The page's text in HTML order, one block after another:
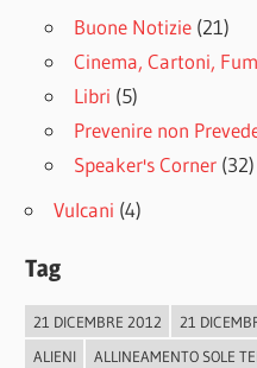
Buone Notizie (21)
Cinema, Cartoni,
Libri (5)
Prevenire non
Speaker's Corner (32)
Vulcani (4)
Tag
21 DICEMBRE 2012 21
ALIENI
ALLINEAMENTO SOLE